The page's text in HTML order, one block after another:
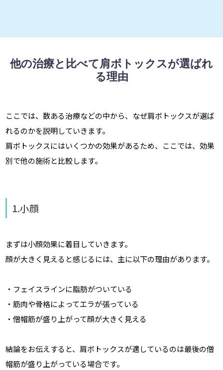
他の治療と比べて肩ボトックスが選ばれ
る理由
ここでは、数ある治療などの中から、なぜ肩ボトックスが選ば
れるのかを説明していきます。
肩ボトックスにはいくつかの効果があるため、ここでは、効果
別で他の施術と比較します。
1.小顔
まずは小顔効果に着目していきます。
顔が大きく見えると感じるには、主に以下の理由があります。
・フェイスラインに脂肪がついている
・筋肉や骨格によってエラが張っている
・僧帽筋が盛り上がって顔が大きく見える
結論をお伝えすると、肩ボトックスが適しているのは最後の僧
帽筋が盛り上がっている場合です。